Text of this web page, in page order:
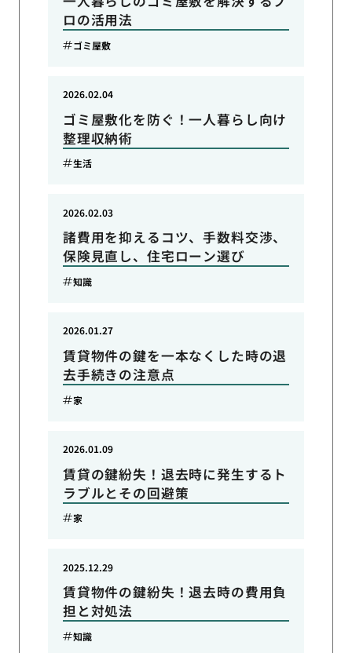
ロの活用法
ゴミ屋敷
ゴミ屋敷化を防ぐ！一人暮らし向け
整理収納術
2026.02.04
生活
諸費用を抑えるコツ、手数料交渉、
保険見直し、住宅ローン選び
2026.02.03
知識
賃貸物件の鍵を一本なくした時の退
去手続きの注意点
2026.01.27
家
賃貸の鍵紛失！退去時に発生するト
ラブルとその回避策
2026.01.09
家
賃貸物件の鍵紛失！退去時の費用負
担と対処法
2025.12.29
知識